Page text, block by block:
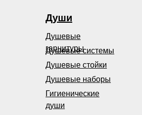
Души
Душевые
гарнитуры
Душевые системы
Гигиенические
души
Душевые стойки
Душевые наборы